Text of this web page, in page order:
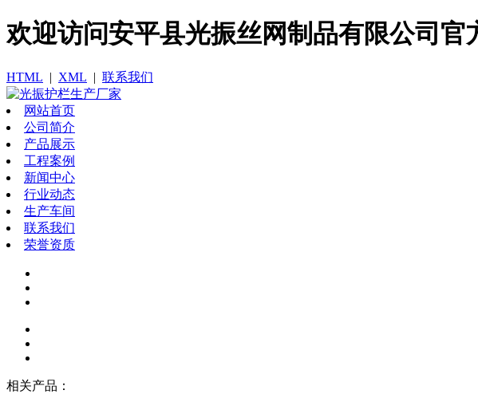
欢迎访问​安平县光振丝网制品有限公司官
HTML | XML | 联系我们
网站首页
公司简介
产品展示
工程案例
新闻中心
行业动态
生产车间
联系我们
荣誉资质
相关产品：